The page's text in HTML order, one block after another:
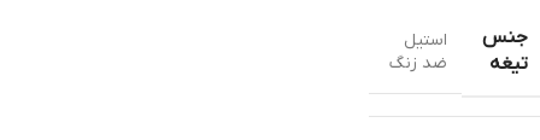
جنس
تیغه
استيل
ضد زنگ